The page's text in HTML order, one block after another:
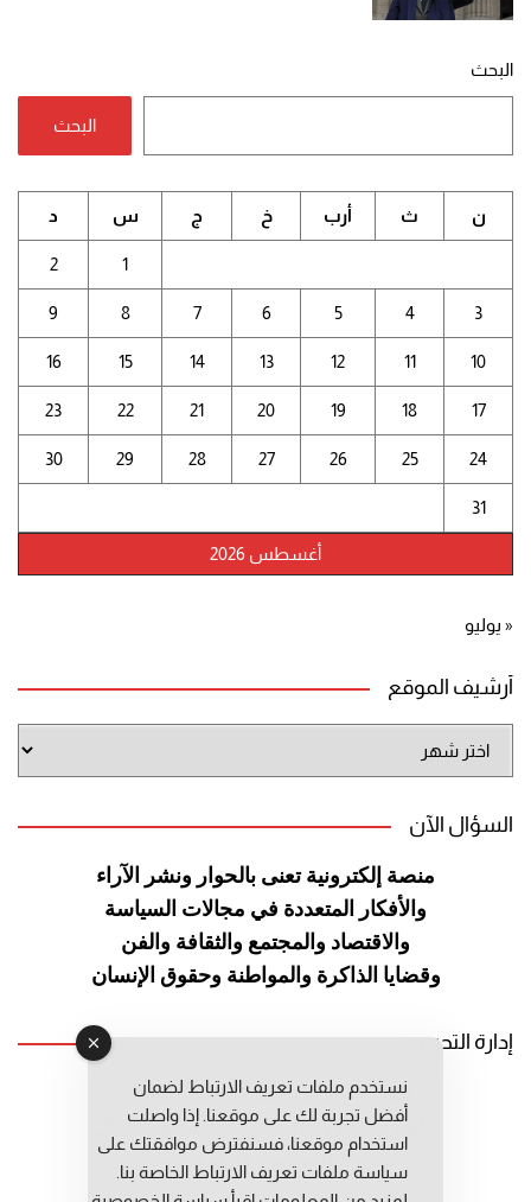
البحث
البحث
أغسطس 2026
ن ث أرب خ ج س د
1
2
3
4
5
6
7
8
9
10
11
12
13
14
15
16
17
18
19
20
21
22
23
24
25
26
27
28
29
30
31
« يوليو
أرشيف الموقع
الموقع
السؤال الآن
منصة إلكترونية تعنى بالحوار ونشر الآراء
والأفكار المتعددة في مجالات السياسة
والاقتصاد والمجتمع والثقافة والفن
وقضايا الذاكرة والمواطنة وحقوق الإنسان
إدارة التحرير
رئيس التحرير: عبد الرحيم التوراني
رئيس التحرير المساعد: المعطي قبال
مديرة التحرير: فاطمة حوحو
نستخدم ملفات تعريف الارتباط لضمان
أفضل تجربة لك على موقعنا. إذا واصلت
استخدام موقعنا، فسنفترض موافقتك على
سياسة ملفات تعريف الارتباط الخاصة بنا.